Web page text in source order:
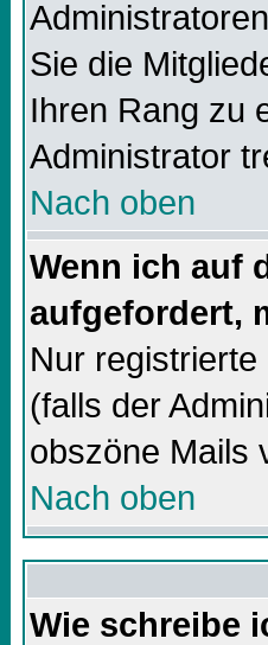
Sie die
Ihren Rang zu
Administrator
Nach oben
Wenn ich auf
aufgefordert,
Nur
(falls der
obszöne Mails
Nach oben
Wie schreibe